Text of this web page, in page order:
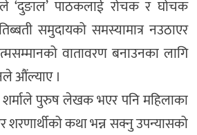
‘दुङाल’ पाठकलाई रोचक र घोचक
समुदायको समस्यामात्र नउठाएर
वातावरण बनाउनका लागि
औंल्याए ।
शर्माले पुरुष लेखक भएर पनि महिलाका
शरणार्थीको कथा भन्न सक्नु उपन्यासको